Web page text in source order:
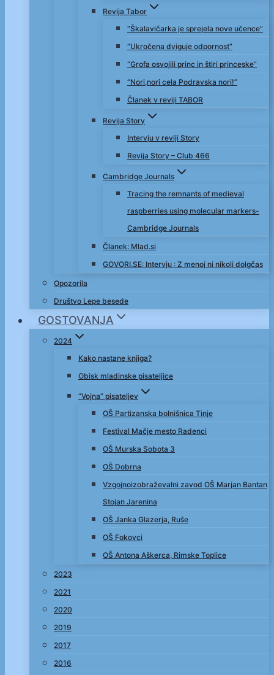
Revija Tabor
“Škalavičarka je sprejela nove učence”
“Ukročena dviguje odpornost”
“Grofa osvojili princ in štiri princeske”
“Nori,nori cela Podravska nori!”
Članek v reviji TABOR
Revija Story
Intervju v reviji Story
Revija Story – Club 466
Cambridge Journals
Tracing the remnants of medieval
raspberries using molecular markers-
Cambridge Journals
Članek: Mlad.si
GOVORI.SE: Intervju : Z menoj ni nikoli dolgčas
Opozorila
Društvo Lepe besede
GOSTOVANJA
2024
Kako nastane knjiga?
Obisk mladinske pisateljice
“Vojna” pisateljev
OŠ Partizanska bolnišnica Tinje
Festival Mačje mesto Radenci
OŠ Murska Sobota 3
OŠ Dobrna
Vzgojnoizobraževalni zavod OŠ Marjan Bantan
Stojan Jarenina
OŠ Janka Glazerja, Ruše
OŠ Fokovci
OŠ Antona Aškerca, Rimske Toplice
2023
2021
2020
2019
2017
2016